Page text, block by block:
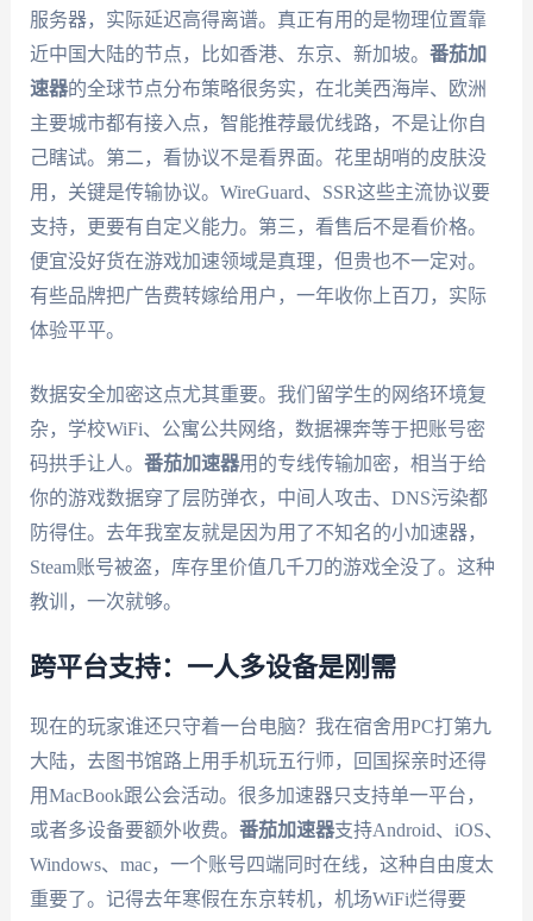
服务器，实际延迟高得离谱。真正有用的是物理位置靠
近中国大陆的节点，比如香港、东京、新加坡。 番茄加
速器的全球节点分布策略很务实，在北美西海岸、欧洲
主要城市都有接入点，智能推荐最优线路，不是让你自
己瞎试。第二，看协议不是看界面。花里胡哨的皮肤没
用，关键是传输协议。WireGuard、SSR这些主流协议要
支持，更要有自定义能力。第三，看售后不是看价格。
便宜没好货在游戏加速领域是真理，但贵也不一定对。
有些品牌把广告费转嫁给用户，一年收你上百刀，实际
体验平平。
数据安全加密这点尤其重要。我们留学生的网络环境复
杂，学校WiFi、公寓公共网络，数据裸奔等于把账号密
码拱手让人。 番茄加速器用的专线传输加密，相当于给
你的游戏数据穿了层防弹衣，中间人攻击、DNS污染都
防得住。去年我室友就是因为用了不知名的小加速器，
Steam账号被盗，库存里价值几千刀的游戏全没了。这种
教训，一次就够。
跨平台支持：一人多设备是刚需
现在的玩家谁还只守着一台电脑？我在宿舍用PC打第九
大陆，去图书馆路上用手机玩五行师，回国探亲时还得
用MacBook跟公会活动。很多加速器只支持单一平台，
或者多设备要额外收费。 番茄加速器支持Android、iOS、
Windows、mac，一个账号四端同时在线，这种自由度太
重要了。记得去年寒假在东京转机，机场WiFi烂得要